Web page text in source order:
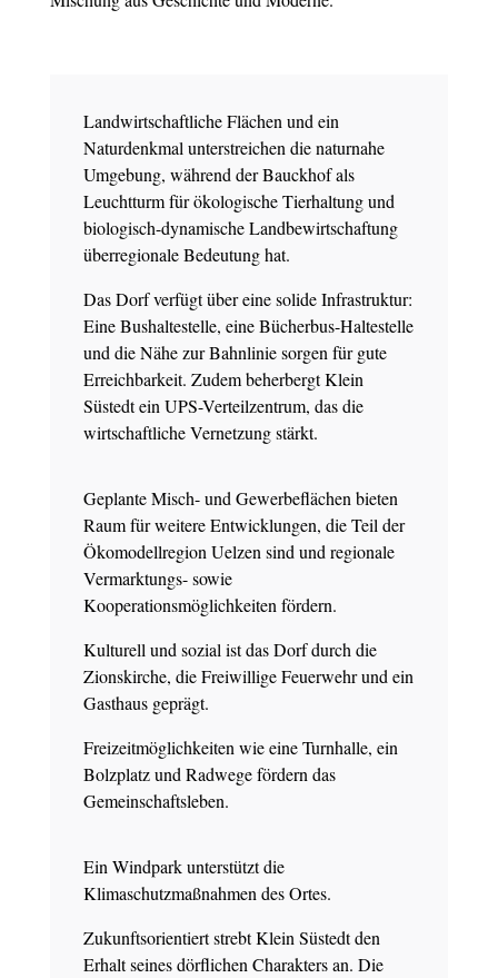
Landwirtschaftliche Flächen und ein
Naturdenkmal unterstreichen die naturnahe
Umgebung, während der Bauckhof als
Leuchtturm für ökologische Tierhaltung und
biologisch-dynamische Landbewirtschaftung
überregionale Bedeutung hat.
Das Dorf verfügt über eine solide Infrastruktur:
Eine Bushaltestelle, eine Bücherbus-Haltestelle
und die Nähe zur Bahnlinie sorgen für gute
Erreichbarkeit. Zudem beherbergt Klein
Süstedt ein UPS-Verteilzentrum, das die
wirtschaftliche Vernetzung stärkt.
Geplante Misch- und Gewerbeflächen bieten
Raum für weitere Entwicklungen, die Teil der
Ökomodellregion Uelzen sind und regionale
Vermarktungs- sowie
Kooperationsmöglichkeiten fördern.
Kulturell und sozial ist das Dorf durch die
Zionskirche, die Freiwillige Feuerwehr und ein
Gasthaus geprägt.
Freizeitmöglichkeiten wie eine Turnhalle, ein
Bolzplatz und Radwege fördern das
Gemeinschaftsleben.
Ein Windpark unterstützt die
Klimaschutzmaßnahmen des Ortes.
Zukunftsorientiert strebt Klein Süstedt den
Erhalt seines dörflichen Charakters an. Die